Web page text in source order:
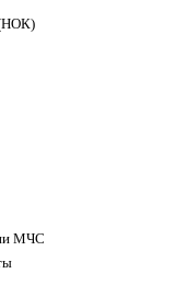
(НОК)
МЧС